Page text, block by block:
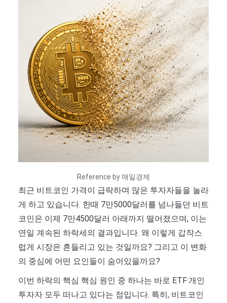
Reference by 매일경제
최근 비트코인 가격이 급락하며 많은 투자자들을 놀라
게 하고 있습니다. 한때 7만5000달러를 넘나들던 비트
코인은 이제 7만4500달러 아래까지 떨어졌으며, 이는
연일 계속된 하락세의 결과입니다. 왜 이렇게 갑작스
럽게 시장은 흔들리고 있는 것일까요? 그리고 이 변화
의 중심에 어떤 요인들이 숨어있을까요?
이번 하락의 핵심 핵심 원인 중 하나는 바로 ETF·개인
투자자 모두 떠나고 있다는 점입니다. 특히, 비트코인